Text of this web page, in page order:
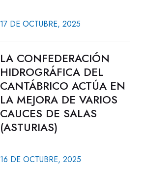
17 DE OCTUBRE, 2025
LA CONFEDERACIÓN
HIDROGRÁFICA DEL
CANTÁBRICO ACTÚA EN
LA MEJORA DE VARIOS
CAUCES DE SALAS
(ASTURIAS)
16 DE OCTUBRE, 2025